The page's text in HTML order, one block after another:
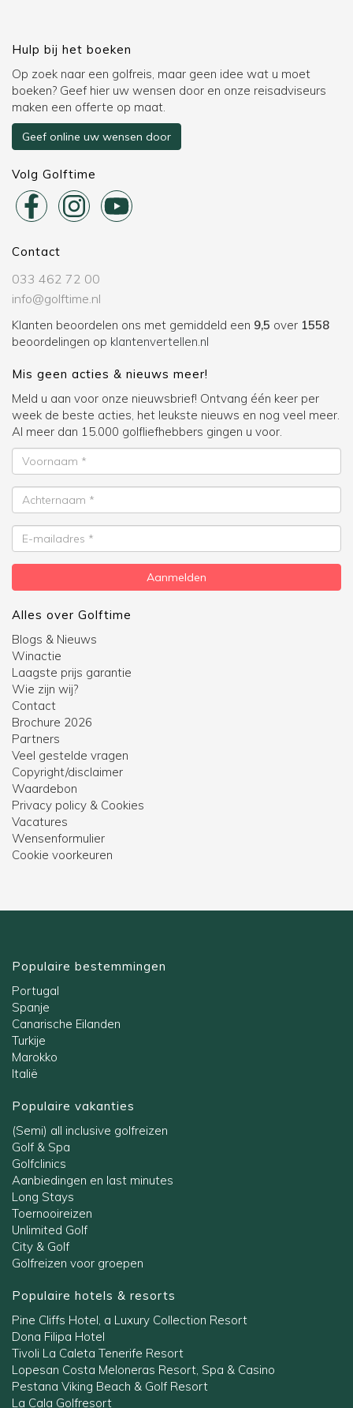
Hulp bij het boeken
Op zoek naar een golfreis, maar geen idee wat u moet
boeken? Geef hier uw wensen door en onze reisadviseurs
maken een offerte op maat.
Geef online uw wensen door
Volg Golftime
Contact
033 462 72 00
info@golftime.nl
Klanten beoordelen ons met gemiddeld een 9,5 over 1558
beoordelingen op klantenvertellen.nl
Mis geen acties & nieuws meer!
Meld u aan voor onze nieuwsbrief! Ontvang één keer per
week de beste acties, het leukste nieuws en nog veel meer.
Al meer dan 15.000 golfliefhebbers gingen u voor.
Voornaam
Achternaam
E-
mailadres
Aanmelden
Alles over Golftime
Blogs & Nieuws
Winactie
Laagste prijs garantie
Wie zijn wij?
Contact
Brochure 2026
Partners
Veel gestelde vragen
Copyright/disclaimer
Waardebon
Privacy policy & Cookies
Vacatures
Wensenformulier
Cookie voorkeuren
Populaire bestemmingen
Portugal
Spanje
Canarische Eilanden
Turkije
Marokko
Italië
Populaire vakanties
(Semi) all inclusive golfreizen
Golf & Spa
Golfclinics
Aanbiedingen en last minutes
Long Stays
Toernooireizen
Unlimited Golf
City & Golf
Golfreizen voor groepen
Populaire hotels & resorts
Pine Cliffs Hotel, a Luxury Collection Resort
Dona Filipa Hotel
Tivoli La Caleta Tenerife Resort
Lopesan Costa Meloneras Resort, Spa & Casino
Pestana Viking Beach & Golf Resort
La Cala Golfresort